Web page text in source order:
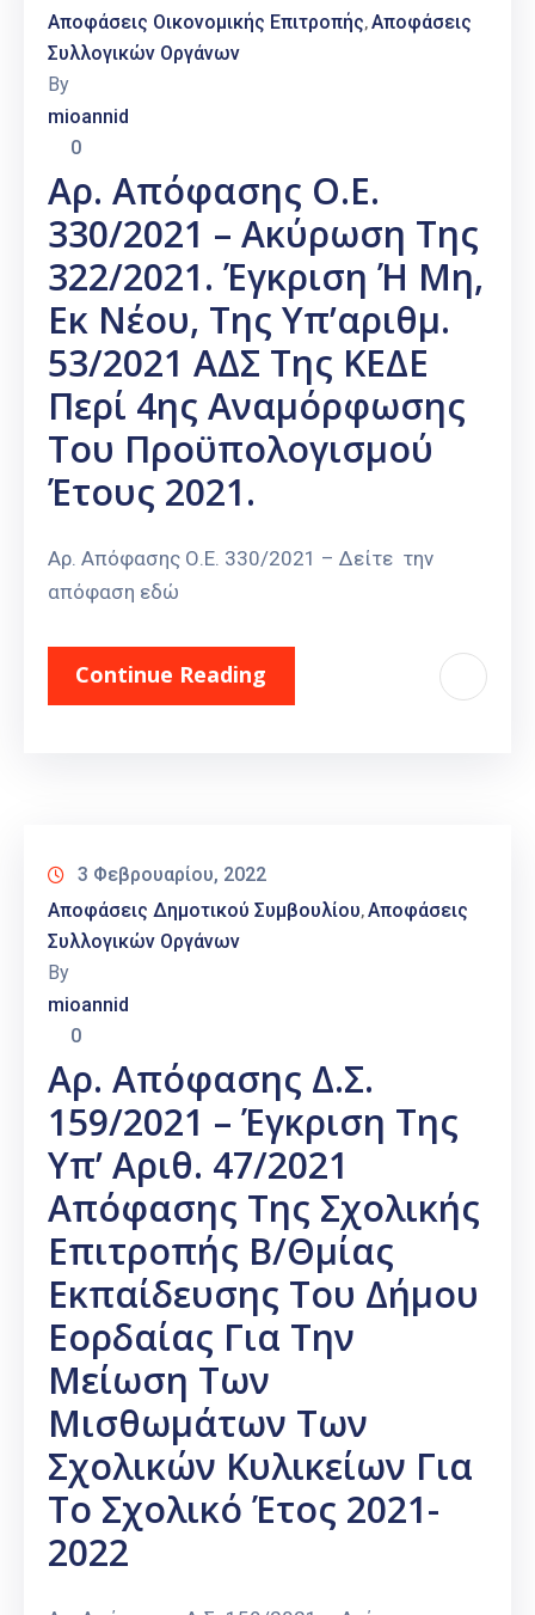
Αποφάσεις Οικονομικής Επιτροπής‚Αποφάσεις
Συλλογικών Οργάνων
By
mioannid
0
Αρ. Απόφασης Ο.Ε.
330/2021 – Ακύρωση Της
322/2021. Έγκριση Ή Μη,
Εκ Νέου, Της Υπ’αριθμ.
53/2021 ΑΔΣ Της ΚΕΔΕ
Περί 4ης Αναμόρφωσης
Του Προϋπολογισμού
Έτους 2021.
Αρ. Απόφασης Ο.Ε. 330/2021 – Δείτε την
απόφαση εδώ
Continue Reading
3 Φεβρουαρίου, 2022
Αποφάσεις Δημοτικού Συμβουλίου‚Αποφάσεις
Συλλογικών Οργάνων
By
mioannid
0
Αρ. Απόφασης Δ.Σ.
159/2021 – Έγκριση Της
Υπ’ Αριθ. 47/2021
Απόφασης Της Σχολικής
Επιτροπής Β/θμίας
Εκπαίδευσης Του Δήμου
Εορδαίας Για Την
Μείωση Των
Μισθωμάτων Των
Σχολικών Κυλικείων Για
Το Σχολικό Έτος 2021-
2022